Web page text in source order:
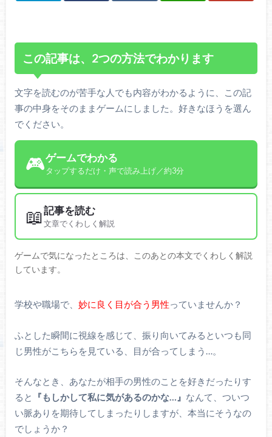
この記事は、2つの方法でわかります
文字を読むのが苦手な人でも内容がわかるように、この記
事の中身をそのままゲームにしました。好きなほうを選ん
でください。
🎮ゲームでわかる
タップするだけ・声で読み上げ／約3分
📖記事を読む
文章でくわしく解説
ゲームで気になったところは、このあとの本文でくわしく解説
しています。
学校や職場で、 妙に良く目が合う男性っていませんか？
ふとした瞬間に視線を感じて、振り向いてみるといつも同
じ男性がこちらを見ている、目が合ってしまう…。
そんなとき、あなたが相手の男性のことを好きだったりす
ると
『もしかして私に気があるのかな…』 なんて、ついつ
い脈ありを期待してしまったりしますが、本当にそうなの
でしょうか？